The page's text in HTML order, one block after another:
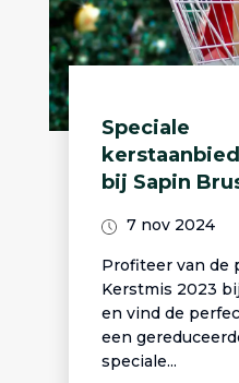
Speciale
bij Sapin
7 nov 2024
Profiteer van de
Kerstmis 2023
en vind de
een
speciale...